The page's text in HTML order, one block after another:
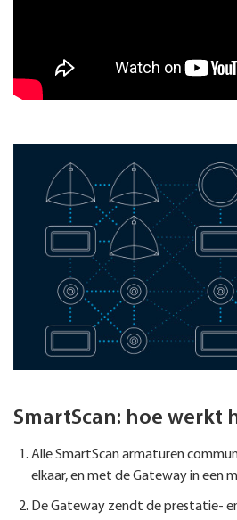
SmartScan: hoe werkt
Alle SmartScan armaturen
elkaar, en met de Gateway in een
De Gateway zendt de prestatie-